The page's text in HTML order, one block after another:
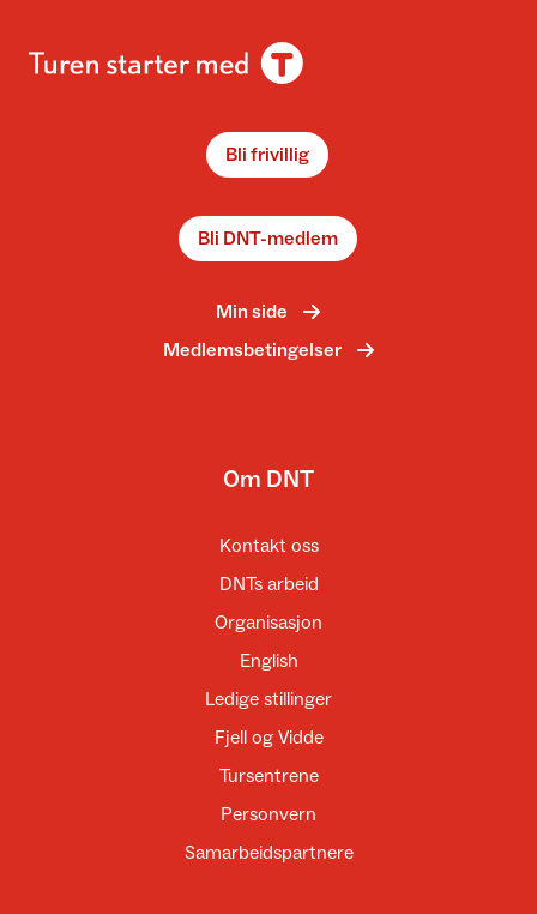
Bli frivillig
Bli DNT-medlem
Min side
Medlemsbetingelser
Om DNT
Kontakt oss
DNTs arbeid
Organisasjon
English
Ledige stillinger
Fjell og Vidde
Tursentrene
Personvern
Samarbeidspartnere